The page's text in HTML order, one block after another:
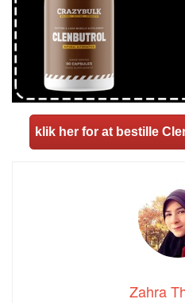
klik her for at bestille
Zahra